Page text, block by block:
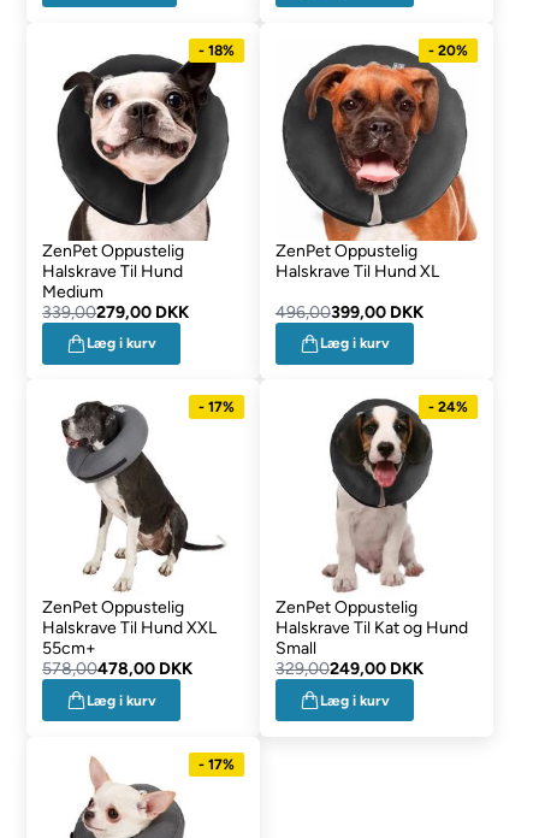
- 18%
ZenPet Oppustelig
Halskrave Til Hund
Medium
339,00279,00 DKK
Læg i kurv
- 20%
ZenPet Oppustelig
Halskrave Til Hund XL
496,00399,00 DKK
Læg i kurv
- 17%
ZenPet Oppustelig
Halskrave Til Hund XXL
55cm+
578,00478,00 DKK
Læg i kurv
- 24%
ZenPet Oppustelig
Halskrave Til Kat og Hund
Small
329,00249,00 DKK
Læg i kurv
- 17%